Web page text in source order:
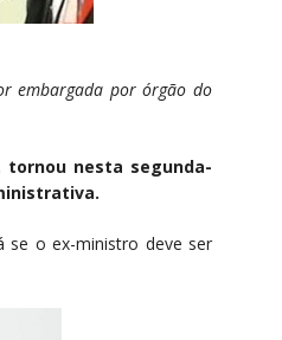
embargada por órgão do
tornou nesta segunda-
se o ex-ministro deve ser